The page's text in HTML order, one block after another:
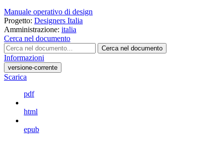
Manuale operativo di design
Progetto: Designers Italia
Amministrazione: italia
Cerca nel documento
Cerca nel documento
Informazioni
versione-corrente
Scarica
pdf
html
epub